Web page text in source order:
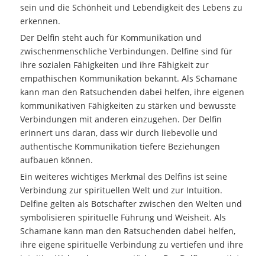
sein und die Schönheit und Lebendigkeit des Lebens zu
erkennen.
Der Delfin steht auch für Kommunikation und
zwischenmenschliche Verbindungen. Delfine sind für
ihre sozialen Fähigkeiten und ihre Fähigkeit zur
empathischen Kommunikation bekannt. Als Schamane
kann man den Ratsuchenden dabei helfen, ihre eigenen
kommunikativen Fähigkeiten zu stärken und bewusste
Verbindungen mit anderen einzugehen. Der Delfin
erinnert uns daran, dass wir durch liebevolle und
authentische Kommunikation tiefere Beziehungen
aufbauen können.
Ein weiteres wichtiges Merkmal des Delfins ist seine
Verbindung zur spirituellen Welt und zur Intuition.
Delfine gelten als Botschafter zwischen den Welten und
symbolisieren spirituelle Führung und Weisheit. Als
Schamane kann man den Ratsuchenden dabei helfen,
ihre eigene spirituelle Verbindung zu vertiefen und ihre